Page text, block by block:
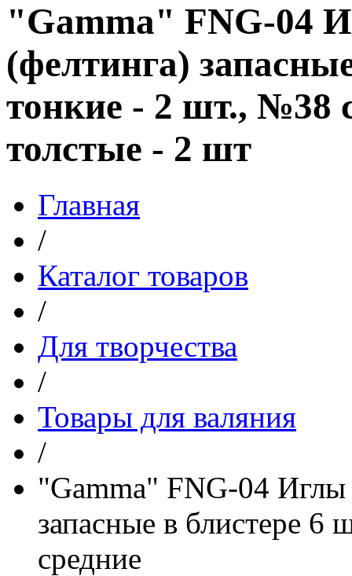
"Gamma" FNG-04
(фелтинга)
тонкие - 2 шт., №38
толстые - 2 шт
Главная
/
Каталог товаров
/
Для творчества
/
Товары для валяния
/
"Gamma" FNG-04 Иглы
запасные в блистере
средние